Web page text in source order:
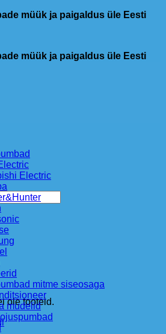
müük ja paigaldus üle Eesti
müük ja paigaldus üle Eesti
ole tooteid.
Electric
mitme siseosaga
mudelid